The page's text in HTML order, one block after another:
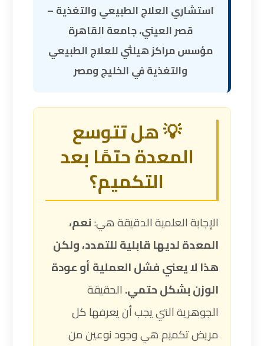
استشاري العلاج الطبيعي والتغذية –
قصر العيني، جامعة القاهرة
مؤسس مراكز هيلثي للعلاج الطبيعي
والتغذية في الخليج ومصر
💡 هل تتوسع
المعدة حتمًا بعد
التكميم؟
الإجابة العلمية الدقيقة هي:نعم،
المعدة لديها قابلية للتمدد، ولكن
هذا لا يعني فشل العملية أو عودة
الوزن بشكل حتمي.الحقيقة
الجوهرية التي يجب أن يعرفها كل
مريض تكميم هي وجود نوعين من